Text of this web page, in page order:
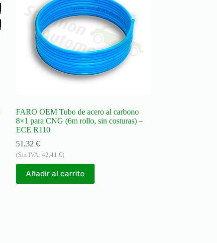
FARO OEM Tubo de acero al carbono
8×1 para CNG (6m rollo, sin costuras) –
ECE R110
51,32 €
(Sin IVA: 42,41 €)
Añadir al carrito